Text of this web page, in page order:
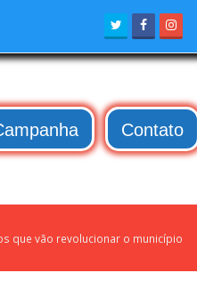
TwitterFacebook
Contato
que vão revolucionar o município